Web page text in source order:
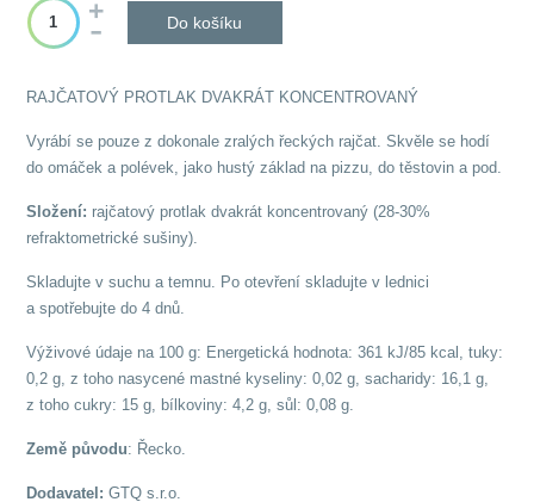
Do košíku
RAJČATOVÝ PROTLAK DVAKRÁT KONCENTROVANÝ
Vyrábí se pouze z dokonale zralých řeckých rajčat. Skvěle se hodí
do omáček a polévek, jako hustý základ na pizzu, do těstovin a pod.
Složení: rajčatový protlak dvakrát koncentrovaný (28-30%
refraktometrické sušiny).
Skladujte v suchu a temnu. Po otevření skladujte v lednici
a spotřebujte do 4 dnů.
Výživové údaje na 100 g: Energetická hodnota: 361 kJ/85 kcal, tuky:
0,2 g, z toho nasycené mastné kyseliny: 0,02 g, sacharidy: 16,1 g,
z toho cukry: 15 g, bílkoviny: 4,2 g, sůl: 0,08 g.
Země původu: Řecko.
Dodavatel:GTQ s.r.o.